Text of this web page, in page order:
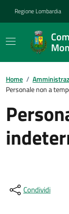
Regione Lombardia
Home /
Personale non a
Condividi